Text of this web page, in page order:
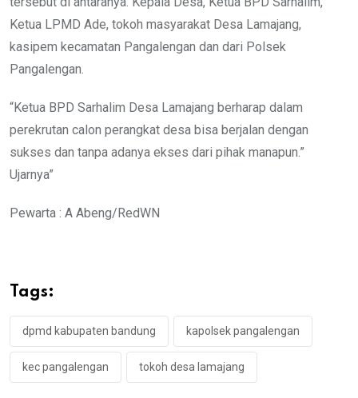
Ketua LPMD Ade, tokoh masyarakat Desa Lamajang,
kasipem kecamatan Pangalengan dan dari Polsek
Pangalengan.
“Ketua BPD Sarhalim Desa Lamajang berharap dalam
perekrutan calon perangkat desa bisa berjalan dengan
sukses dan tanpa adanya ekses dari pihak manapun.”
Ujarnya”
Pewarta : A Abeng/RedWN
Tags:
dpmd kabupaten bandung kapolsek pangalengan
kec pangalengan tokoh desa lamajang